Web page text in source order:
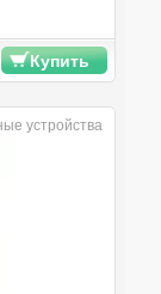
Купить
устройства